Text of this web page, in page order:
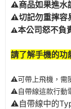
⚠️商品如果進水
⚠️切記勿重摔容
⚠️本公司怒不負
請了解手機的功
⚠️可帶上飛機，需
⚠️自帶線這款行動
⚠️自帶線中的